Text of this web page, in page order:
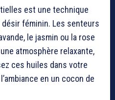
est une technique
féminin. Les senteurs
le jasmin ou la rose
atmosphère relaxante,
ces huiles dans votre
en un cocon de